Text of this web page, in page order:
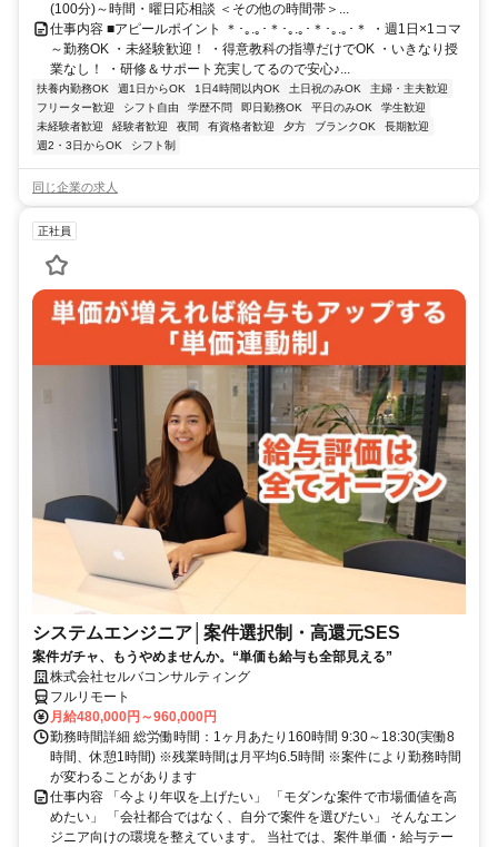
(100分)～時間・曜日応相談 ＜その他の時間帯＞...
仕事内容 ■アピールポイント ＊･｡.｡･＊･｡.｡･＊･｡.｡･＊ ・週1日×1コマ
～勤務OK ・未経験歓迎！ ・得意教科の指導だけでOK ・いきなり授
業なし！ ・研修＆サポート充実してるので安心♪...
扶養内勤務OK 週1日からOK 1日4時間以内OK 土日祝のみOK
主婦・主夫歓迎
フリーター歓迎
シフト自由 学歴不問 即日勤務OK 平日のみOK
学生歓迎
未経験者歓迎
経験者歓迎 夜間 有資格者歓迎 夕方 ブランクOK
長期歓迎
週2・3日からOK
シフト制
同じ企業の求人
正社員
システムエンジニア│案件選択制・高還元SES
案件ガチャ、もうやめませんか。“単価も給与も全部見える”
株式会社セルバコンサルティング
フルリモート
月給480,000円～960,000円
勤務時間詳細 総労働時間：1ヶ月あたり160時間 9:30～18:30(実働8
時間、休憩1時間) ※残業時間は月平均6.5時間 ※案件により勤務時間
が変わることがあります
仕事内容 「今より年収を上げたい」 「モダンな案件で市場価値を高
めたい」 「会社都合ではなく、自分で案件を選びたい」 そんなエン
ジニア向けの環境を整えています。 当社では、案件単価・給与テー